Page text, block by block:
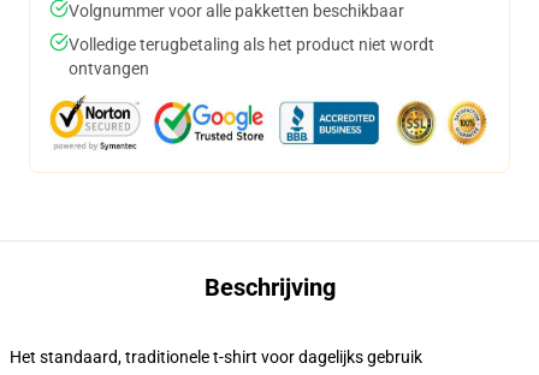
Volgnummer voor alle pakketten beschikbaar
Volledige terugbetaling als het product niet wordt
ontvangen
Beschrijving
Het standaard, traditionele t-shirt voor dagelijks gebruik